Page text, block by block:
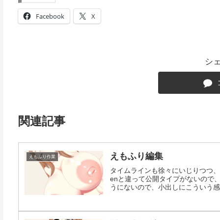
Facebook X
シ
関連記事
えもふり作業 えもふり編集
タイムラインも徐々にいじりつつ
enと違って公開タイプがないので
うにないので、小出しにこういう